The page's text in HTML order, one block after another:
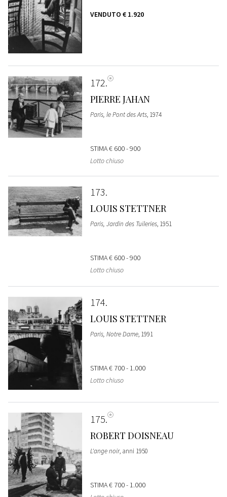
VENDUTO € 1.920
172
PIERRE JAHAN
Paris, le Pont des Arts, 1974
STIMA€ 600 - 900
Lotto chiuso
173
LOUIS STETTNER
Paris, Jardin des Tuileries, 1951
STIMA€ 600 - 900
Lotto chiuso
174
LOUIS STETTNER
Paris, Notre Dame, 1991
STIMA€ 700 - 1.000
Lotto chiuso
175
ROBERT DOISNEAU
L'ange noir, anni 1950
STIMA€ 700 - 1.000